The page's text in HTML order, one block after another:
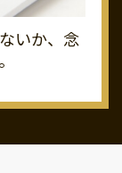
いか、念